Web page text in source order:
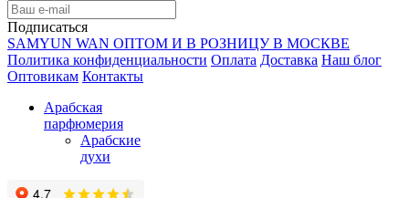
Подписаться
SAMYUN WAN ОПТОМ И В РОЗНИЦУ В МОСКВЕ
Политика конфиденциальности Оплата Доставка Наш блог
Оптовикам Контакты
Арабская
парфюмерия
Арабские
духи